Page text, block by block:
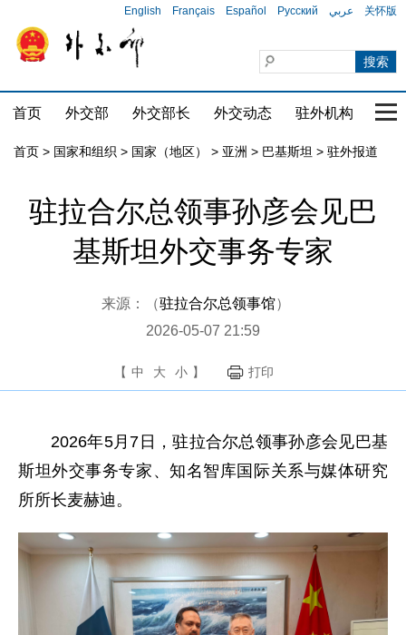
English Français Español Русский عربي 关怀版
首页 外交部 外交部长 外交动态 驻外机构 国
首页 > 国家和组织 > 国家（地区） > 亚洲 > 巴基斯坦 > 驻外报道
驻拉合尔总领事孙彦会见巴
基斯坦外交事务专家
来源：（驻拉合尔总领事馆）
2026-05-07 21:59
【 中 大 小 】 打印
2026年5月7日，驻拉合尔总领事孙彦会见巴基
斯坦外交事务专家、知名智库国际关系与媒体研究
所所长麦赫迪。